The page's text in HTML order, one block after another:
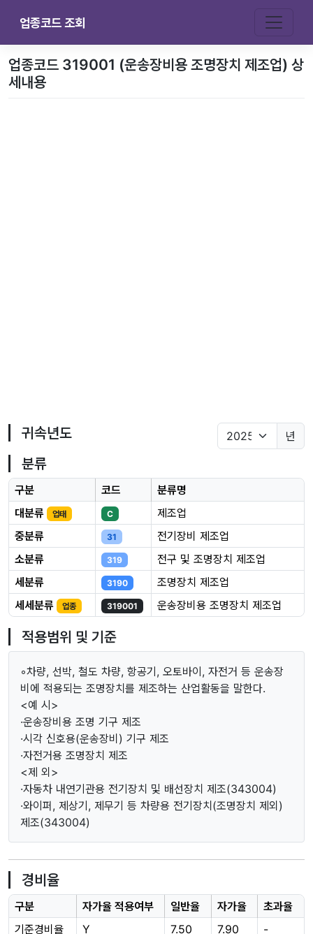
업종코드 조회
업종코드 319001 (운송장비용 조명장치 제조업) 상
세내용
귀속년도 년
분류
구분 코드
분류명
대분류
업태 C
제조업
중분류
31
전기장비 제조업
소분류
319
전구 및 조명장치 제조업
세분류
3190
조명장치 제조업
세세분류
업종 319001 운송장비용 조명장치 제조업
적용범위 및 기준
◦차량, 선박, 철도 차량, 항공기, 오토바이, 자전거 등 운송장
비에 적용되는 조명장치를 제조하는 산업활동을 말한다.
<예 시>
·운송장비용 조명 기구 제조
·시각 신호용(운송장비) 기구 제조
·자전거용 조명장치 제조
<제 외>
·자동차 내연기관용 전기장치 및 배선장치 제조(343004)
·와이퍼, 제상기, 제무기 등 차량용 전기장치(조명장치 제외)
제조(343004)
경비율
구분 자가율 적용여부 일반율 자가율
초과율
기준경비율
Y 7.50 7.90
-